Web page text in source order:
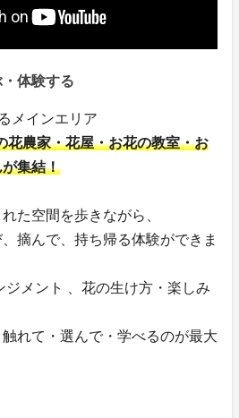
体験する
メインエリア
花農家・花屋・お花の教室・お
集結！
た空間を歩きながら、
摘んで、持ち帰る体験ができま
ジメント 、花の生け方・楽しみ
触れて・選んで・学べるのが最大